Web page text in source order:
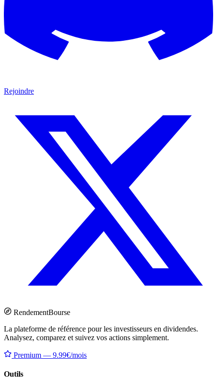
Rejoindre
RendementBourse
La plateforme de référence pour les investisseurs en dividendes.
Analysez, comparez et suivez vos actions simplement.
Premium — 9.99€/mois
Outils